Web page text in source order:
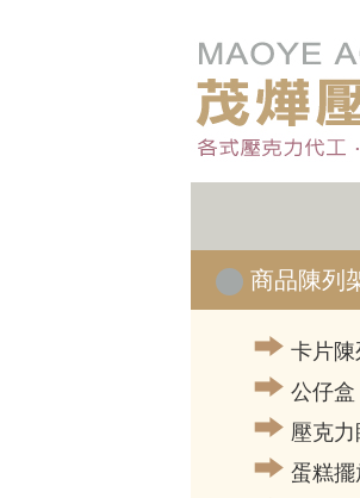
商品陳列
卡片陳
公仔盒
壓克
蛋糕擺